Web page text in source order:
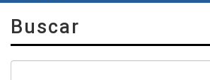
Buscar